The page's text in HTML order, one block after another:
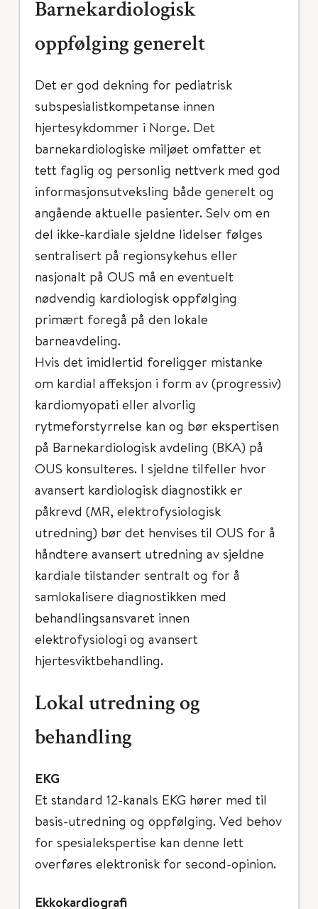
Barnekardiologisk
oppfølging generelt
Det er god dekning for pediatrisk
subspesialistkompetanse innen
hjertesykdommer i Norge. Det
barnekardiologiske miljøet omfatter et
tett faglig og personlig nettverk med god
informasjonsutveksling både generelt og
angående aktuelle pasienter. Selv om en
del ikke-kardiale sjeldne lidelser følges
sentralisert på regionsykehus eller
nasjonalt på OUS må en eventuelt
nødvendig kardiologisk oppfølging
primært foregå på den lokale
barneavdeling.
Hvis det imidlertid foreligger mistanke
om kardial affeksjon i form av (progressiv)
kardiomyopati eller alvorlig
rytmeforstyrrelse kan og bør ekspertisen
på Barnekardiologisk avdeling (BKA) på
OUS konsulteres. I sjeldne tilfeller hvor
avansert kardiologisk diagnostikk er
påkrevd (MR, elektrofysiologisk
utredning) bør det henvises til OUS for å
håndtere avansert utredning av sjeldne
kardiale tilstander sentralt og for å
samlokalisere diagnostikken med
behandlingsansvaret innen
elektrofysiologi og avansert
hjertesviktbehandling.
Lokal utredning og
behandling
EKG
Et standard 12-kanals EKG hører med til
basis-utredning og oppfølging. Ved behov
for spesialekspertise kan denne lett
overføres elektronisk for second-opinion.
Ekkokardiografi